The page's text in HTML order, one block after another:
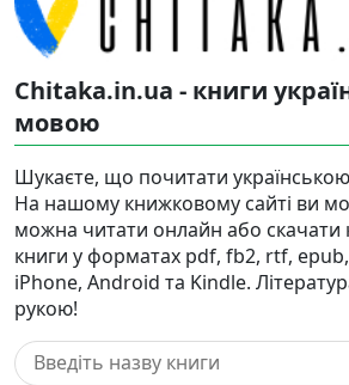
Chitaka.in.ua - книги
мовою
Шукаєте, що почитати
На нашому книжковому сайті ви
можна читати онлайн або скачати
книги у форматах pdf, fb2, rtf,
iPhone, Android та Kindle.
рукою!